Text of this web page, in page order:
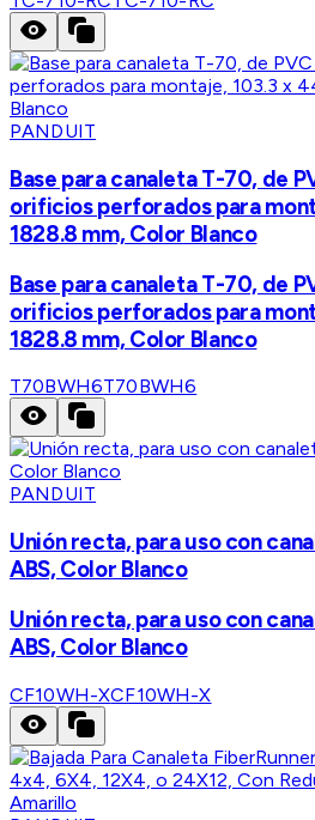
PANDUIT
Base para canaleta T-70, de
orificios perforados para
1828.8 mm, Color Blanco
Base para canaleta T-70, de
orificios perforados para
1828.8 mm, Color Blanco
T70BWH6T70BWH6
PANDUIT
Unión recta, para uso con
ABS, Color Blanco
Unión recta, para uso con
ABS, Color Blanco
CF10WH-XCF10WH-X